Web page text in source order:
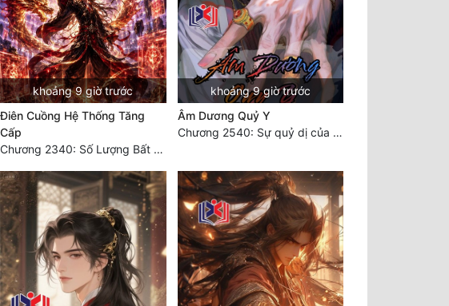
khoảng 9 giờ trước
Điên Cuồng Hệ Thống Tăng
Cấp
Chương 2340: Số Lượng Bất Túc!
khoảng 9 giờ trước
Âm Dương Quỷ Y
Chương 2540: Sự quỷ dị của Lý Trường Phong